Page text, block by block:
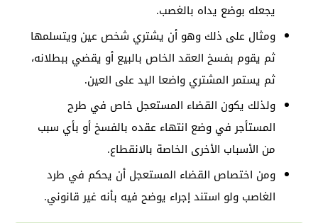
يجعله بوضع يداه بالغصب.
ومثال على ذلك وهو أن يشتري شخص عين ويتسلمها
ثم يقوم بفسخ العقد الخاص بالبيع أو يقضي ببطلانه،
ثم يستمر المشتري واضعا اليد على العين.
ولذلك يكون القضاء المستعجل خاص في طرح
المستأجر في وضع انتهاء عقده بالفسخ أو بأي سبب
من الأسباب الأخرى الخاصة بالانقطاع.
ومن اختصاص القضاء المستعجل أن يحكم في طرد
الغاصب ولو استند إجراء يوضح فيه بأنه غير قانوني.